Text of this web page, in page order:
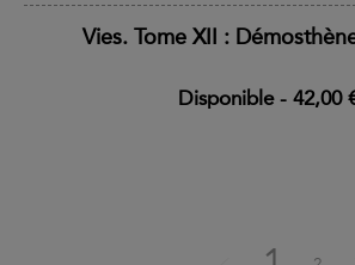
Vies. Tome XII :
Disponible- 42,00